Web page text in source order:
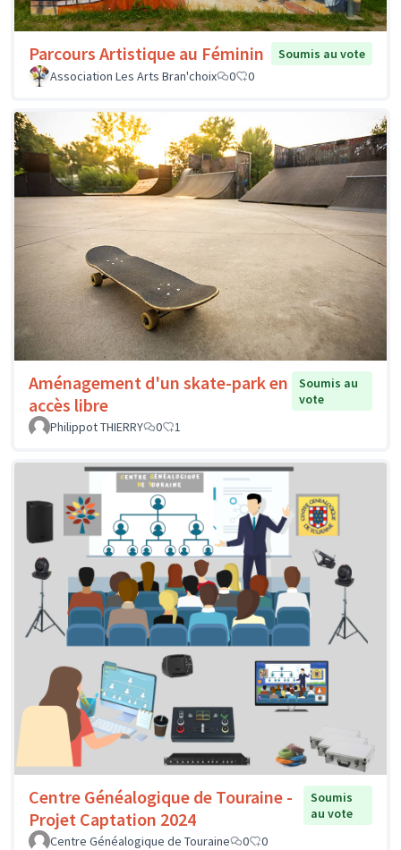
Parcours Artistique au Féminin
Soumis au vote
Association Les Arts Bran'choix
0 0
Aménagement d'un skate-park en
accès libre
Soumis au
vote
Philippot THIERRY
0 1
Centre Généalogique de Touraine -
Projet Captation 2024
Soumis
au vote
Centre Généalogique de Touraine
0 0